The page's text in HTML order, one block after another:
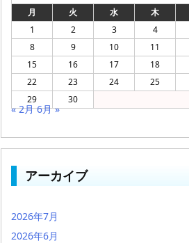
月
火 水 木
1
2 3 4
8
9 10 11
15
16 17 18
22
23 24 25
29
30
« 2月 6月 »
アーカイブ
2026年7月
2026年6月